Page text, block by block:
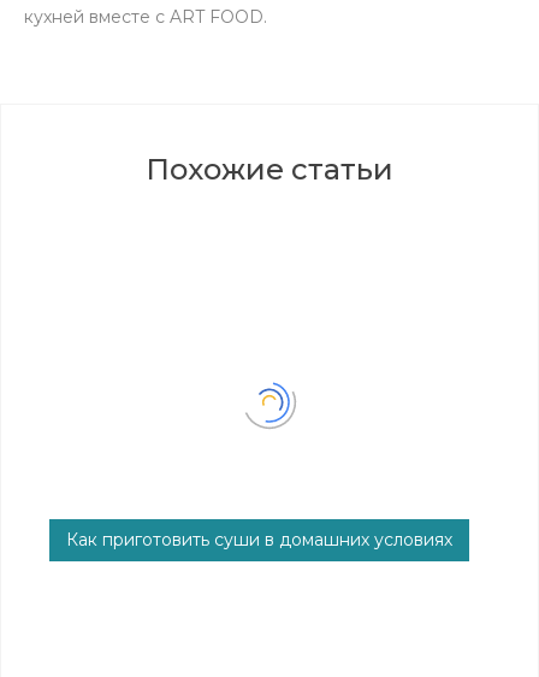
кухней вместе с ART FOOD.
Похожие статьи
Как приготовить суши в домашних условиях